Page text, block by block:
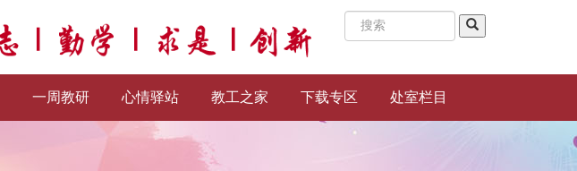
一周教研 心情驿站 教工之家 下载专区 处室栏目